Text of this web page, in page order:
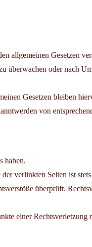
allgemeinen Gesetzen
überwachen oder nach
Gesetzen bleiben
von
haben.
verlinkten Seiten ist
überprüft.
einer